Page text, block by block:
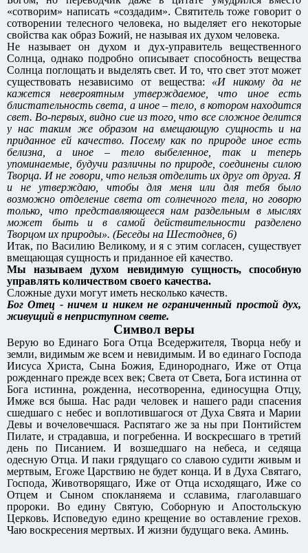
«сотворим» написать «создадим». Святитель тоже говорит о
сотворении телесного человека, но выделяет его некоторые
свойства как образ Божий, не называя их духом человека.
Не называет он духом и дух-управитель вещественного
Солнца, однако подробно описывает способность вещества
Солнца поглощать и выделять свет. И то, что свет этот может
существовать независимо от вещества: «И никому да не
кажется невероятным утверждаемое, что иное есть
блистательность света, а иное – тело, в котором находится
свет. Во-первых, видно сие из того, что все сложное делится
у нас таким же образом на вмещающую сущность и на
приданное ей качество. Посему как по природе иное есть
белизна, а иное – тело выбеленное, так и теперь
упоминаемые, будучи различны по природе, соединены силою
Творца. И не говори, что нельзя отделить их друг от друга. Я
и не утверждаю, чтобы для меня или для тебя было
возможно отделение света от солнечного тела, но говорю
только, что представляющееся нам раздельным в мыслях
может быть и в самой действительности разделено
Творцом их природы». (Беседы на Шестоднев, 6)
Итак, по Василию Великому, и я с этим согласен, существует
вмещающая сущность и приданное ей качество.
Мы называем духом невидимую сущность, способную
управлять количеством своего качества.
Сложные духи могут иметь несколько качеств.
Бог Отец - ничем и никем не ограниченный простой дух,
живущий в неприступном свете.
Символ веры
Верую во Единаго Бога Отца Вседержителя, Творца небу и
земли, видимым же всем и невидимым. И во единаго Господа
Иисуса Христа, Сына Божия, Единороднаго, Иже от Отца
рожденнаго прежде всех век; Света от Света, Бога истинна от
Бога истинна, рожденна, несотворенна, единосущна Отцу,
Имже вся быша. Нас ради человек и нашего ради спасения
сшедшаго с небес и воплотившагося от Духа Свята и Марии
Девы и вочеловечшася. Распятаго же за ны при Понтийстем
Пилате, и страдавша, и погребенна. И воскресшаго в третий
день по Писанием. И возшедшаго на небеса, и седяща
одесную Отца. И паки грядущаго со славою судити живым и
мертвым, Егоже Царствию не будет конца. И в Духа Святаго,
Господа, Животворящаго, Иже от Отца исходящаго, Иже со
Отцем и Сыном спокланяема и сславима, глаголавшаго
пророки. Во едину Святую, Соборную и Апостольскую
Церковь. Исповедую едино крещение во оставление грехов.
Чаю воскресения мертвых. И жизни будущаго века. Аминь.